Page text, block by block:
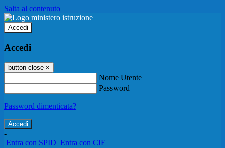
Salta al contenuto
Accedi
Accedi
button close ×
Nome Utente
Password
Password dimenticata?
-
Entra con SPID Entra con CIE